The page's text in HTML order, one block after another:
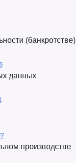
(банкротстве)
данных
производстве